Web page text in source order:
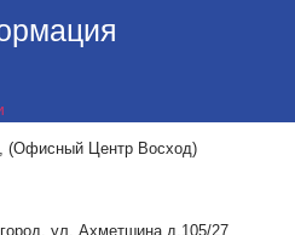
(Офисный Центр Восход)
ул. Ахметшина д.105/27